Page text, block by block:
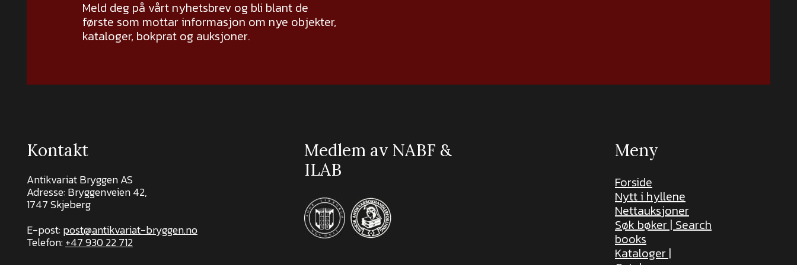
Meld deg på vårt nyhetsbrev og bli blant de
første som mottar informasjon om nye objekter,
kataloger, bokprat og auksjoner.
Kontakt
Antikvariat Bryggen AS
Adresse: Bryggenveien 42,
1747 Skjeberg
E-post:post@antikvariat-bryggen.no
Telefon:+47 930 22 712
Medlem av NABF &
ILAB
Meny
Forside
Nytt i hyllene
Nettauksjoner
Søk bøker | Search
books
Kataloger |